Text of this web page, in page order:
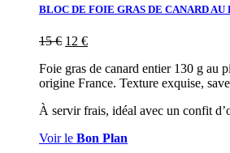
BLOC DE FOIE GRAS DE CANARD
15€ 12 €
Foie gras de canard entier 130 g au
origine France. Texture exquise,
À servir frais, idéal avec un confit
Voir le Bon Plan